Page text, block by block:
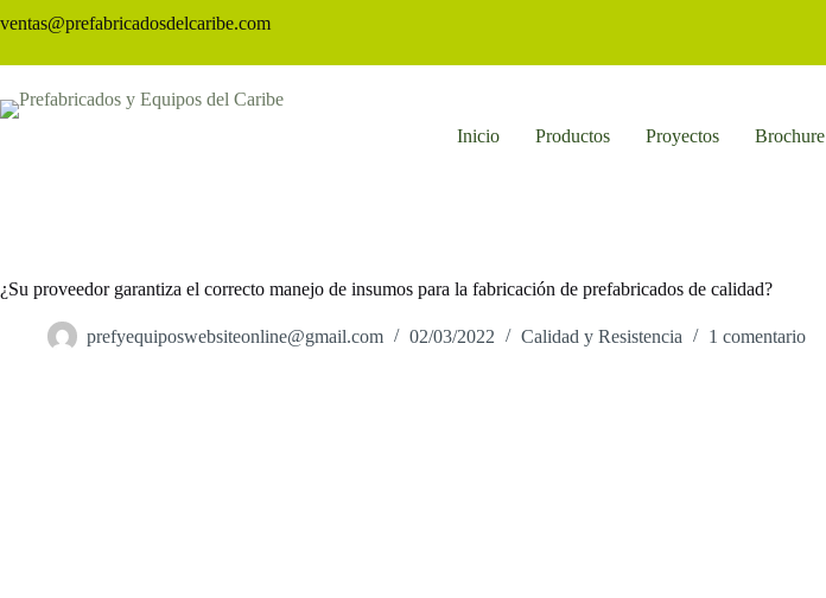
ventas@prefabricadosdelcaribe.com
Inicio Productos Proyectos Brochure
¿Su proveedor garantiza el correcto manejo de insumos para la fabricación de prefabricados de calidad?
prefyequiposwebsiteonline@gmail.com 02/03/2022 Calidad y Resistencia 1 comentario